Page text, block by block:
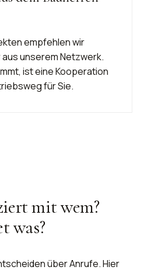
empfehlen wir
unserem Netzwerk.
ist eine Kooperation
für Sie.
mit wem?
was?
über Anrufe. Hier